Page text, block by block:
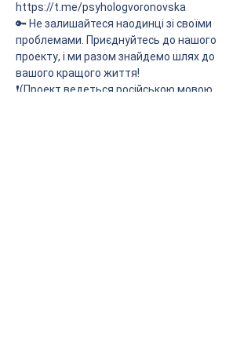
https://t.me/psyhologvoronovska
🔑 Не залишайтеся наодинці зі своїми
проблемами. Приєднуйтесь до нашого
проекту, і ми разом знайдемо шлях до
вашого кращого життя!
❗️(Проект ведеться російською мовою,